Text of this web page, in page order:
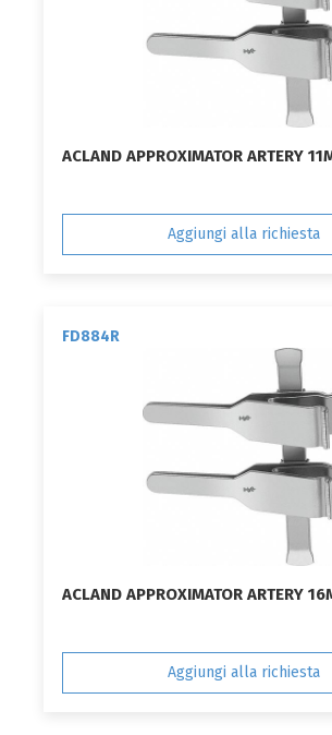
ACLAND APPROXIMATOR ARTERY
Aggiungi alla richiesta
FD884R
ACLAND APPROXIMATOR ARTERY
Aggiungi alla richiesta